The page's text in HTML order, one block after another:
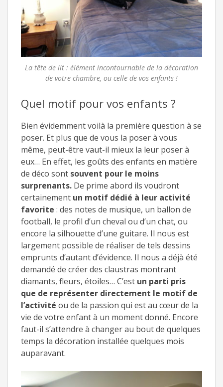
La tête de lit : élément incontournable de la décoration
de votre chambre, ou celle de vos enfants !
Quel motif pour vos enfants ?
Bien évidemment voilà la première question à se
poser. Et plus que de vous la poser à vous
même, peut-être vaut-il mieux la leur poser à
eux… En effet, les goûts des enfants en matière
de déco sontsouvent pour le moins
surprenants.De prime abord ils voudront
certainementun motif dédié à leur activité
favorite : des notes de musique, un ballon de
football, le profil d’un cheval ou d’un chat, ou
encore la silhouette d’une guitare. Il nous est
largement possible de réaliser de tels dessins
emprunts d’autant d’évidence. Il nous a déjà été
demandé de créer des claustras montrant
diamants, fleurs, étoiles… C’estun parti pris
que de représenter directement le motif de
l’activité ou de la passion qui est au cœur de la
vie de votre enfant à un moment donné. Encore
faut-il s’attendre à changer au bout de quelques
temps la décoration installée quelques mois
auparavant.